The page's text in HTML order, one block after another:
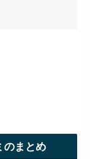
のまとめ